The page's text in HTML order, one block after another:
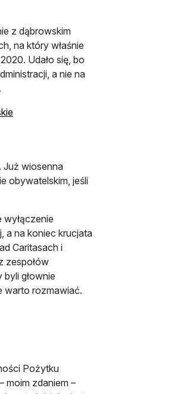
z dąbrowskim
na który właśnie
Udało się, bo
a nie na
otwiera się w nowej karcie
Już wiosenna
obywatelskim, jeśli
a na koniec krucjata
Caritasach i
zespołów
głownie
warto rozmawiać.
w nowej karcie
Pożytku
moim zdaniem –